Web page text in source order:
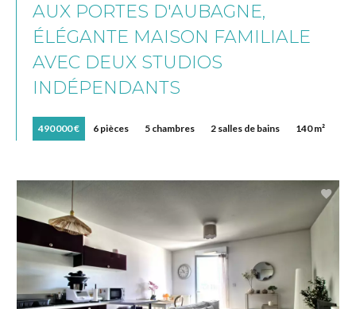
AUX PORTES D'AUBAGNE,
ÉLÉGANTE MAISON FAMILIALE
AVEC DEUX STUDIOS
INDÉPENDANTS
490 000 € 6 pièces 5 chambres 2 salles de bains 140 m²